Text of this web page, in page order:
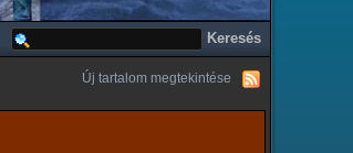
Új tartalom megtekintése